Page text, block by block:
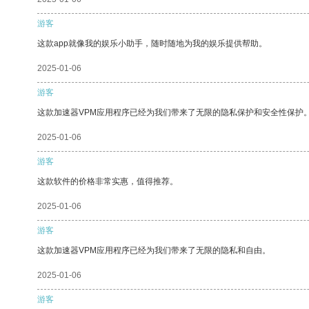
游客
这款app就像我的娱乐小助手，随时随地为我的娱乐提供帮助。
2025-01-06
游客
这款加速器VPM应用程序已经为我们带来了无限的隐私保护和安全性保护
2025-01-06
游客
这款软件的价格非常实惠，值得推荐。
2025-01-06
游客
这款加速器VPM应用程序已经为我们带来了无限的隐私和自由。
2025-01-06
游客